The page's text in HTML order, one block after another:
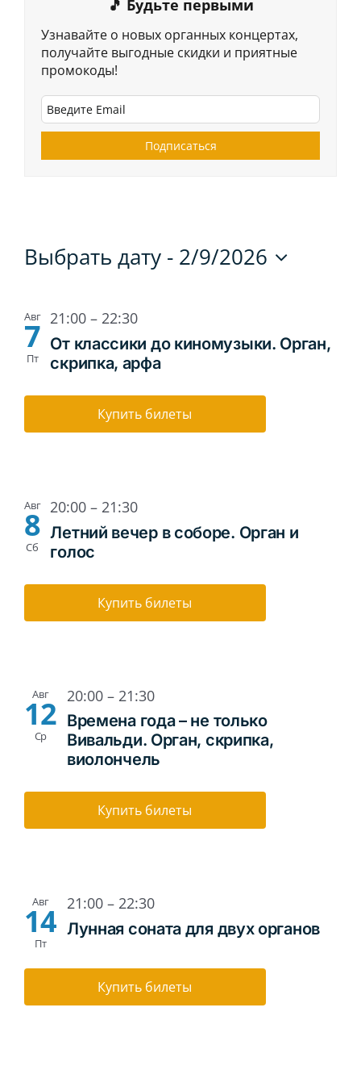
🎵 Будьте первыми
Узнавайте о новых органных концертах,
получайте выгодные скидки и приятные
промокоды!
Выбрать дату - 2/9/2026
Авг
7
Пт
21:00– 22:30
От классики до киномузыки. Орган,
скрипка, арфа
Купить билеты
Авг
8
Сб
20:00– 21:30
Летний вечер в соборе. Орган и
голос
Купить билеты
Авг
12
Ср
20:00 – 21:30
Времена года – не только
Вивальди. Орган, скрипка,
виолончель
Купить билеты
Авг
14
Пт
21:00 – 22:30
Лунная соната для двух органов
Купить билеты